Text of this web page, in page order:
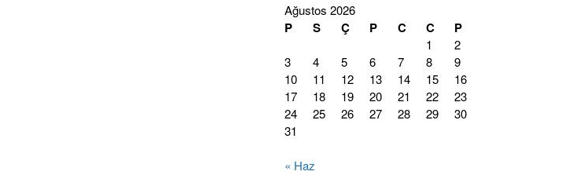
Ağustos 2026
P S Ç P C C P
1
2
3
4 5 6 7 8
9
10
11 12 13 14 15
16
17
18 19 20 21 22
23
24
25 26 27 28 29
30
31
« Haz